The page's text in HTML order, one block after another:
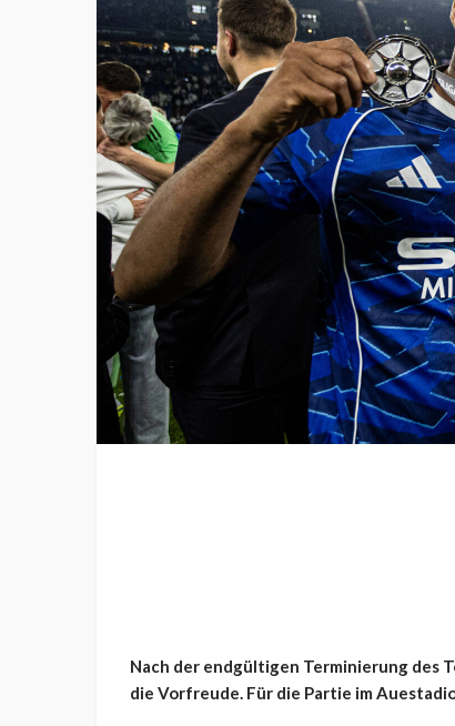
Nach der endgültigen Terminierung des
die Vorfreude. Für die Partie im